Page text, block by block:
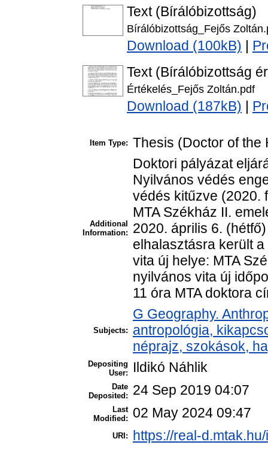
Text (Bírálóbizottság)
Bírálóbizottság_Fejős
Download (100kB)
Text (Bírálóbizottság
Értékelés_Fejős Zoltán.pdf
Download (187kB)
Item Type: Thesis (Doctor of the
Additional
Information:
Doktori pályázat
Nyilvános védés
védés kitűzve (2020.
MTA Székház II.
2020. április 6.
elhalasztásra került
vita új helye: MTA
nyilvános vita új
11 óra MTA doktora
Subjects:
G Geography.
antropológia,
néprajz, szokások,
Depositing
User:
Ildikó Náhlik
Date
Deposited:
24 Sep 2019 04:07
Last
Modified:
02 May 2024 09:47
URI: https://real-